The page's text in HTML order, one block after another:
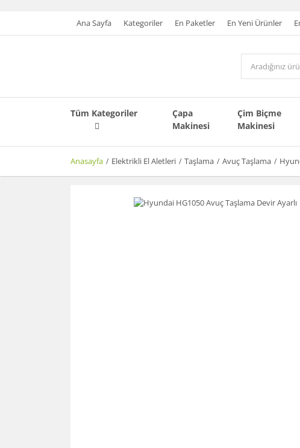
Ana Sayfa Kategoriler En Paketler En Yeni Ürünler
Tüm Kategoriler
Çapa
Makinesi
Çim Biçme
Makinesi
Anasayfa Elektrikli El Aletleri Taşlama Avuç Taşlama